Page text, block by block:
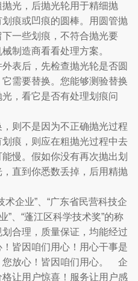
光，后抛光轮用于精细抛
痕或凹痕的圆棒。用圆管抛
一些划痕，不符合抛光要
制造商看看处理方案。
后，先检查抛光轮是否圆
需要替换。您能够测验替换
，看它是否有处理划痕问
则不是因为不正确抛光过程
痕，则应在粗抛光过程中去
慢。假如你没有再次抛出划
直到你悉数丢掉，后用精抛
企业”、“广东省民营科技企
”、“蓬江区科学技术奖”的称
合理，质量保证，均能经过
皆因咱们用心！用心干事是
您放心！皆因咱们用心。 企
让用户惊喜！服务让用户感